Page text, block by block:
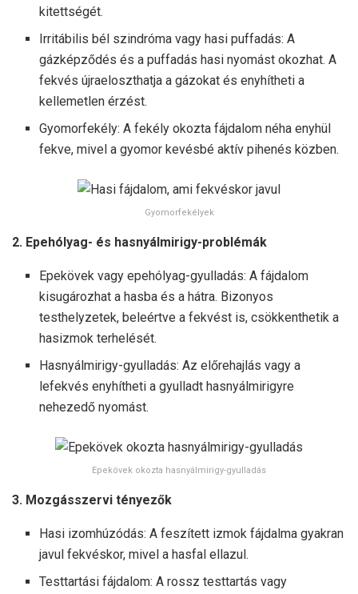
kitettségét.
Irritábilis bél szindróma vagy hasi puffadás: A
gázképződés és a puffadás hasi nyomást okozhat. A
fekvés újraeloszthatja a gázokat és enyhítheti a
kellemetlen érzést.
Gyomorfekély: A fekély okozta fájdalom néha enyhül
fekve, mivel a gyomor kevésbé aktív pihenés közben.
Gyomorfekélyek
2. Epehólyag- és hasnyálmirigy-problémák
Epekövek vagy epehólyag-gyulladás: A fájdalom
kisugározhat a hasba és a hátra. Bizonyos
testhelyzetek, beleértve a fekvést is, csökkenthetik a
hasizmok terhelését.
Hasnyálmirigy-gyulladás: Az előrehajlás vagy a
lefekvés enyhítheti a gyulladt hasnyálmirigyre
nehezedő nyomást.
Epekövek okozta hasnyálmirigy-gyulladás
3. Mozgásszervi tényezők
Hasi izomhúzódás: A feszített izmok fájdalma gyakran
javul fekvéskor, mivel a hasfal ellazul.
Testtartási fájdalom: A rossz testtartás vagy